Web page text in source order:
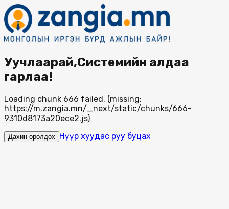
Уучлаарай,Системийн алдаа
гарлаа!
Loading chunk 666 failed. (missing:
https://m.zangia.mn/_next/static/chunks/666-
9310d8173a20ece2.js)
Дахин оролдох Нүүр хуудас руу буцах